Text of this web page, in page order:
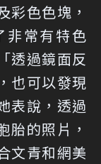
彩色色塊，
非常有特色
透過鏡面反
也可以發現
表說，透過
胎的照片，
文青和網美